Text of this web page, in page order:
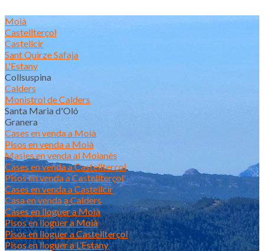
Moià
Castellterçol
Castellcir
Sant Quirze Safaja
L'Estany
Collsuspina
Calders
Monistrol de Calders
Santa Maria d'Oló
Granera
Cases en venda a Moià
Pisos en venda a Moià
Masies en venda al Moianès
Cases en venda a Castellterçol
Pisos en venda a Castellterçol
Cases en venda a Castellcir
Casa en venda a Calders
Cases en lloguer a Moià
Pisos en lloguer a Moià
Pisos en lloguer a Castellterçol
Pisos en lloguer a L’Estany